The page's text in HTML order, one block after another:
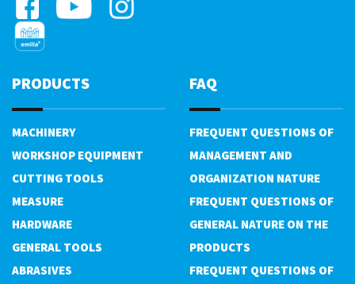
PRODUCTS
MACHINERY
WORKSHOP EQUIPMENT
CUTTING TOOLS
MEASURE
HARDWARE
GENERAL TOOLS
ABRASIVES
FAQ
FREQUENT QUESTIONS OF
MANAGEMENT AND
ORGANIZATION NATURE
FREQUENT QUESTIONS OF
GENERAL NATURE ON THE
PRODUCTS
FREQUENT QUESTIONS OF